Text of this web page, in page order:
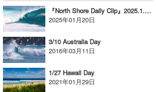
『North Shore Daily Clip』2025.1.18 @ PIPELINE
2025年01月20日
3/10 Australia Day
2016年03月11日
1/27 Hawaii Day
2021年01月29日
mitz
OYZ
S.K
Soulman
VAGY